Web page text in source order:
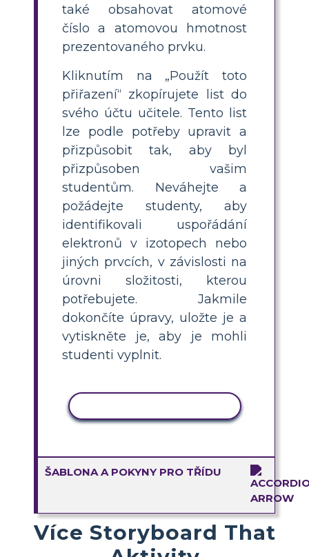
také obsahovat atomové
číslo a atomovou hmotnost
prezentovaného prvku.
Kliknutím na „Použít toto
přiřazení“ zkopírujete list do
svého účtu učitele. Tento list
lze podle potřeby upravit a
přizpůsobit tak, aby byl
přizpůsoben vašim
studentům. Neváhejte a
požádejte studenty, aby
identifikovali uspořádání
elektronů v izotopech nebo
jiných prvcích, v závislosti na
úrovni složitosti, kterou
potřebujete. Jakmile
dokončíte úpravy, uložte je a
vytiskněte je, aby je mohli
studenti vyplnit.
ŠABLONA A POKYNY PRO TŘÍDU
Více Storyboard That